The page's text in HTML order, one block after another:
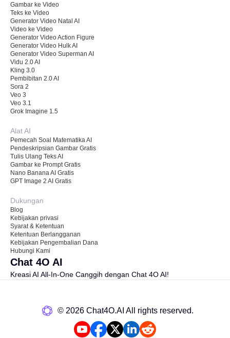
Gambar ke Video
Teks ke Video
Generator Video Natal AI
Video ke Video
Generator Video Action Figure
Generator Video Hulk AI
Generator Video Superman AI
Vidu 2.0 AI
Kling 3.0
Pembibitan 2.0 AI
Sora 2
Veo 3
Veo 3.1
Grok Imagine 1.5
Alat AI
Pemecah Soal Matematika AI
Pendeskripsian Gambar Gratis
Tulis Ulang Teks AI
Gambar ke Prompt Gratis
Nano Banana AI Gratis
GPT Image 2 AI Gratis
Dukungan
Blog
Kebijakan privasi
Syarat & Ketentuan
Ketentuan Berlangganan
Kebijakan Pengembalian Dana
Hubungi Kami
Chat 4O AI
Kreasi AI All-In-One Canggih dengan Chat 4O AI!
©️ 2026 Chat4O.AI All rights reserved.